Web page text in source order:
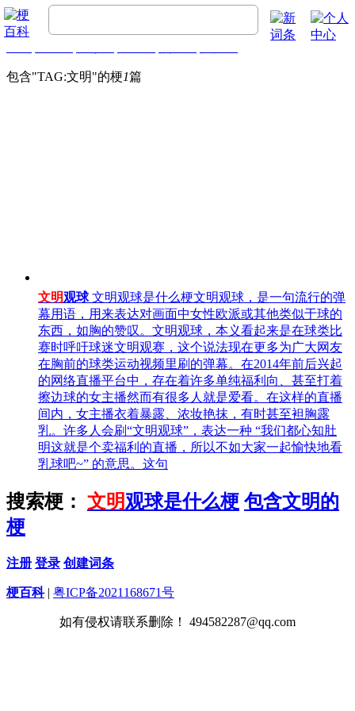
包含"TAG:文明"的梗1篇
文明观球 文明观球是什么梗文明观球，是一句流行的弹
幕用语，用来表达对画面中女性欧派或其他类似于球的
东西，如胸的赞叹。文明观球，本义看起来是在球类比
赛时呼吁球迷文明观赛，这个说法现在更多为广大网友
在胸前的球类运动视频里刷的弹幕。在2014年前后兴起
的网络直播平台中，存在着许多单纯福利向、甚至打着
擦边球的女主播然而有很多人就是爱看。在这样的直播
间内，女主播衣着暴露、浓妆艳抹，有时甚至袒胸露
乳。许多人会刷“文明观球”，表达一种 “我们都心知肚
明这就是个卖福利的直播，所以不如大家一起愉快地看
乳球吧~” 的意思。这句
搜索梗： 文明观球是什么梗 包含文明的
梗
注册 登录 创建词条
梗百科 | 粤ICP备2021168671号
如有侵权请联系删除！ 494582287@qq.com